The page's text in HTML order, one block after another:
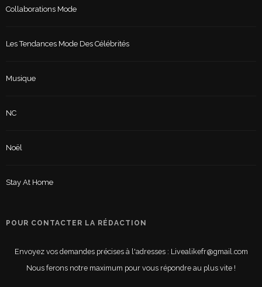
Collaborations Mode
Les Tendances Mode Des Célébrités
Musique
NC
Noël
Stay At Home
POUR CONTACTER LA RÉDACTION
Envoyez vos demandes précises à l'adresses : Livealikefr@gmail.com
Nous ferons notre maximum pour vous répondre au plus vite !